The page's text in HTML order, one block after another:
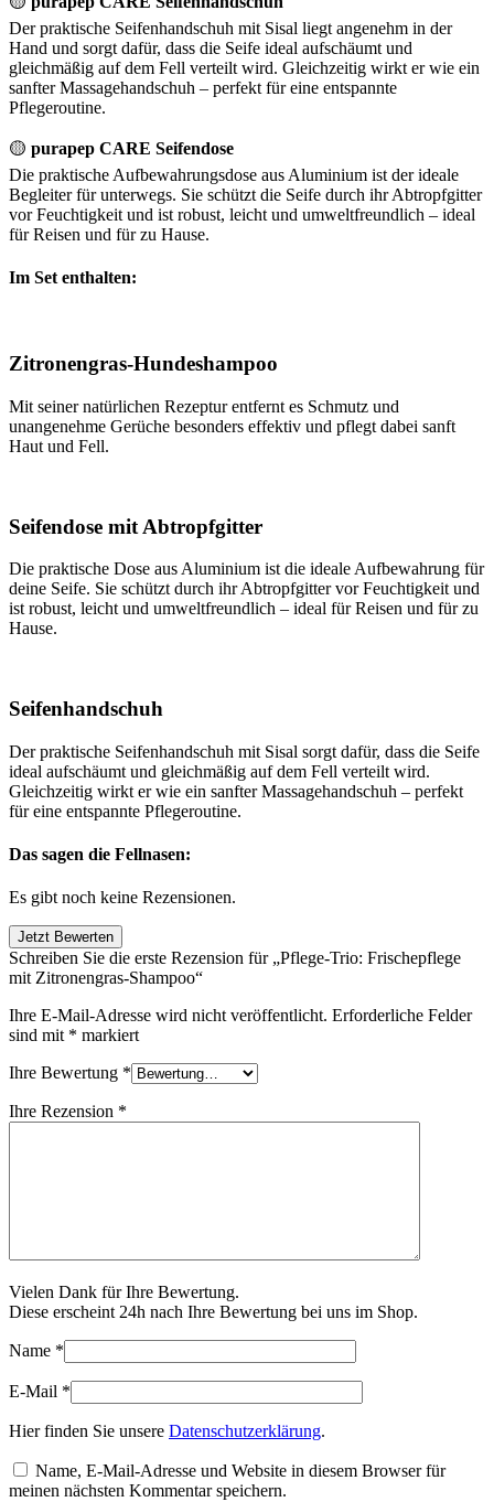
Der praktische Seifenhandschuh mit Sisal liegt angenehm in der
Hand und sorgt dafür, dass die Seife ideal aufschäumt und
gleichmäßig auf dem Fell verteilt wird. Gleichzeitig wirkt er wie ein
sanfter Massagehandschuh – perfekt für eine entspannte
Pflegeroutine.
🟡 purapep CARE Seifendose
Die praktische Aufbewahrungsdose aus Aluminium ist der ideale
Begleiter für unterwegs. Sie schützt die Seife durch ihr Abtropfgitter
vor Feuchtigkeit und ist robust, leicht und umweltfreundlich – ideal
für Reisen und für zu Hause.
Im Set enthalten:
Zitronengras-Hundeshampoo
Mit seiner natürlichen Rezeptur entfernt es Schmutz und
unangenehme Gerüche besonders effektiv und pflegt dabei sanft
Haut und Fell.
Seifendose mit Abtropfgitter
Die praktische Dose aus Aluminium ist die ideale Aufbewahrung für
deine Seife. Sie schützt durch ihr Abtropfgitter vor Feuchtigkeit und
ist robust, leicht und umweltfreundlich – ideal für Reisen und für zu
Hause.
Seifenhandschuh
Der praktische Seifenhandschuh mit Sisal sorgt dafür, dass die Seife
ideal aufschäumt und gleichmäßig auf dem Fell verteilt wird.
Gleichzeitig wirkt er wie ein sanfter Massagehandschuh – perfekt
für eine entspannte Pflegeroutine.
Das sagen die Fellnasen:
Es gibt noch keine Rezensionen.
Jetzt Bewerten
Schreiben Sie die erste Rezension für „Pflege-Trio: Frischepflege
mit Zitronengras-Shampoo“
Ihre E-Mail-Adresse wird nicht veröffentlicht. Erforderliche Felder
sind mit * markiert
Ihre Bewertung *
Ihre Rezension *
Vielen Dank für Ihre Bewertung.
Diese erscheint 24h nach Ihre Bewertung bei uns im Shop.
Name *
E-Mail *
Hier finden Sie unsere Datenschutzerklärung.
Name, E-Mail-Adresse und Website in diesem Browser für
meinen nächsten Kommentar speichern.